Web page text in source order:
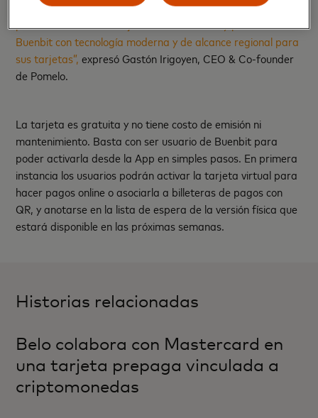
superiores a los plazos fijos del mercado. Es un orgullo
presentar esta alianza junto a Mastercard y potenciar a
Buenbit con tecnología moderna y de alcance regional para
sus tarjetas”, expresó Gastón Irigoyen, CEO & Co-founder
de Pomelo.
La tarjeta es gratuita y no tiene costo de emisión ni
mantenimiento. Basta con ser usuario de Buenbit para
poder activarla desde la App en simples pasos. En primera
instancia los usuarios podrán activar la tarjeta virtual para
hacer pagos online o asociarla a billeteras de pagos con
QR, y anotarse en la lista de espera de la versión física que
estará disponible en las próximas semanas.
Historias relacionadas
Belo colabora con Mastercard en
una tarjeta prepaga vinculada a
criptomonedas